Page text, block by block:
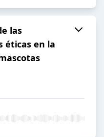
las
éticas en la